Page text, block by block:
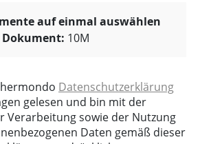
auf einmal auswählen
10M
Datenschutzerklärung
gelesen und bin mit der
Verarbeitung sowie der Nutzung
Daten gemäß dieser